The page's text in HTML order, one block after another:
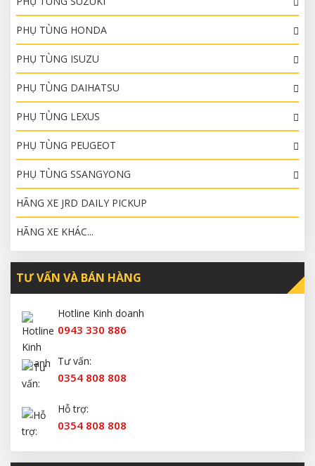
PHỤ TÙNG HONDA
PHỤ TÙNG ISUZU
PHỤ TÙNG DAIHATSU
PHỤ TÙNG LEXUS
PHỤ TÙNG PEUGEOT
PHỤ TÙNG SSANGYONG
HÃNG XE JRD DAILY PICKUP
HÃNG XE KHÁC...
TƯ VẤN VÀ BÁN HÀNG
Hotline Kinh doanh
0943 330 886
Tư vấn:
0354 808 808
Hỗ trợ:
0354 808 808